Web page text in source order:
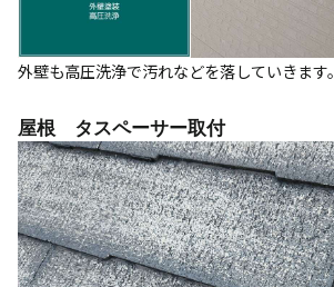
外壁も高圧洗浄で汚れなどを落していきます。
屋根 タスペーサー取付